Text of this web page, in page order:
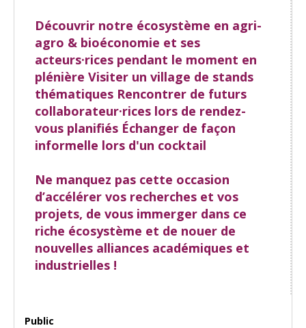
Découvrir notre écosystème en agri-
agro & bioéconomie et ses
acteurs·rices pendant le moment en
plénière Visiter un village de stands
thématiques Rencontrer de futurs
collaborateur·rices lors de rendez-
vous planifiés Échanger de façon
informelle lors d'un cocktail
Ne manquez pas cette occasion
d’accélérer vos recherches et vos
projets, de vous immerger dans ce
riche écosystème et de nouer de
nouvelles alliances académiques et
industrielles !
Public